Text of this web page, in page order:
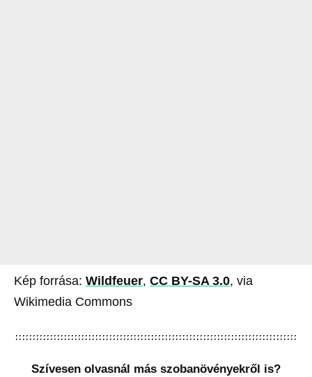
Kép forrása: Wildfeuer, CC BY-SA 3.0, via
Wikimedia Commons
Szívesen olvasnál más szobanövényekről is?